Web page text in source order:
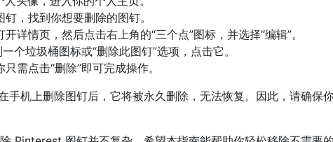
，找到你想要删除的图钉。
开详情页，然后点击右上角的“三个点”图标，并选择“编辑”。
个垃圾桶图标或“删除此图钉”选项，点击它。
需点击“删除”即可完成操作。
机上删除图钉后，它将被永久删除，无法恢复。因此，请确保